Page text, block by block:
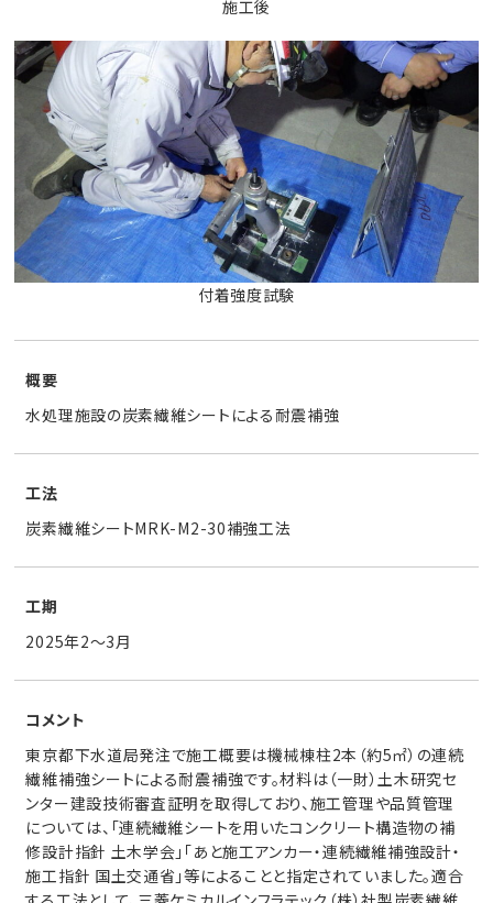
施工後
付着強度試験
概要
水処理施設の炭素繊維シートによる耐震補強
工法
炭素繊維シートMRK-M2-30補強工法
工期
2025年2～3月
コメント
東京都下水道局発注で施工概要は機械棟柱2本（約5㎡）の連続
繊維補強シートによる耐震補強です。材料は（一財）土木研究セ
ンター建設技術審査証明を取得しており、施工管理や品質管理
については、「連続繊維シートを用いたコンクリート構造物の補
修設計指針 土木学会」「あと施工アンカー・連続繊維補強設計・
施工指針 国土交通省」等によることと指定されていました。適合